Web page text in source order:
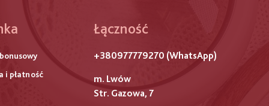
i płatność
Łączność
+380977779270 (WhatsApp)
m. Lwów
Str. Gazowa, 7